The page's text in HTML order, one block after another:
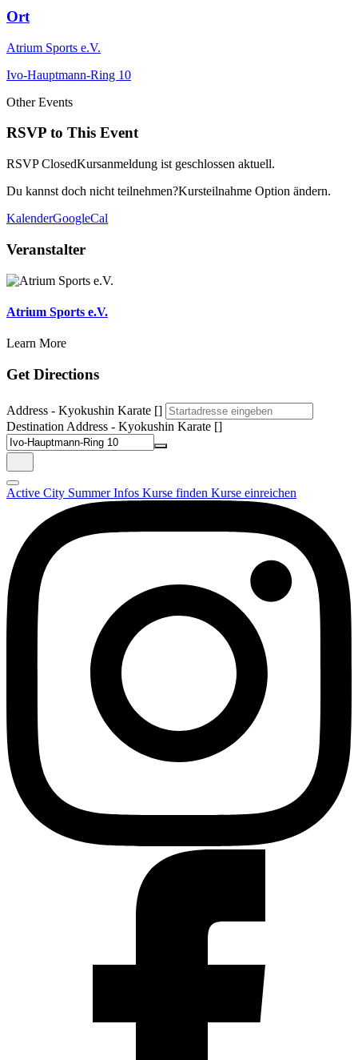
Ort
Atrium Sports e.V.
Ivo-Hauptmann-Ring 10
Other Events
RSVP to This Event
RSVP ClosedKursanmeldung ist geschlossen aktuell.
Du kannst doch nicht teilnehmen?Kursteilnahme Option ändern.
KalenderGoogleCal
Veranstalter
Atrium Sports e.V.
Learn More
Get Directions
Address - Kyokushin Karate []
Destination Address - Kyokushin Karate []
Active City SummerInfos Kurse finden Kurse einreichen